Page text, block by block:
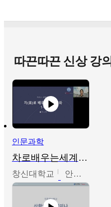
따끈따끈 신상 강의
인문과학
차로배우는세계문화
창신대학교 안소영